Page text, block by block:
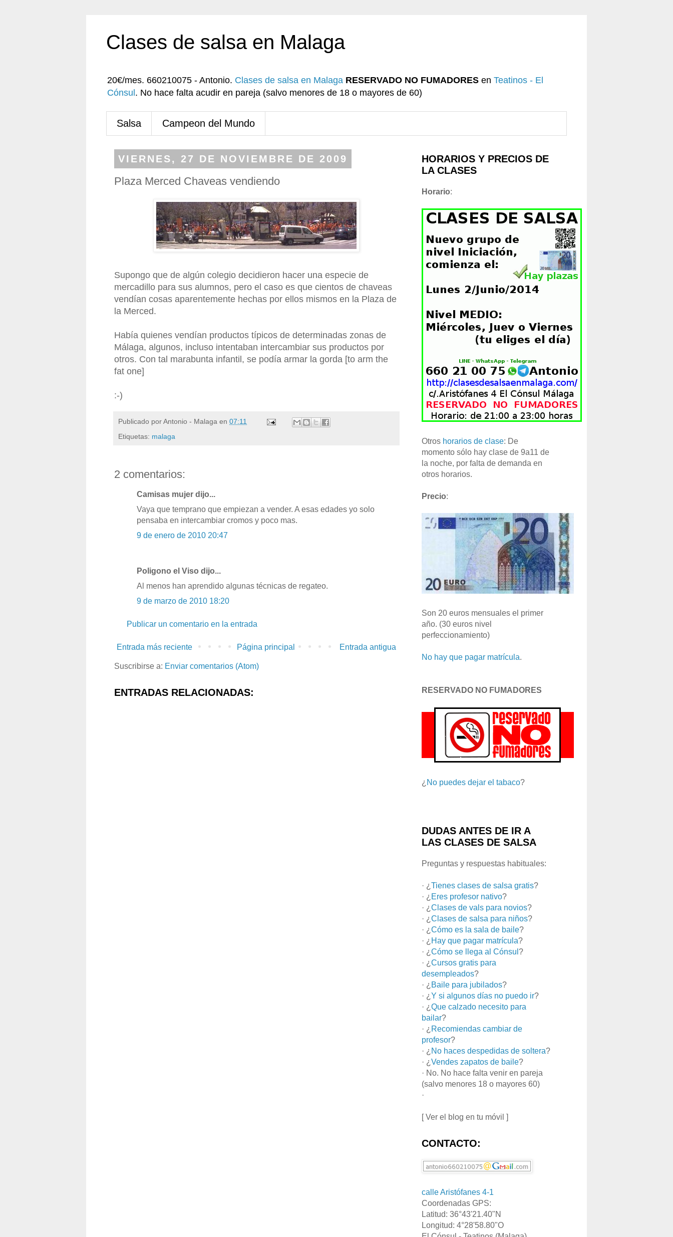
Clases de salsa en Malaga
20€/mes. 660210075 - Antonio. Clases de salsa en Malaga RESERVADO NO FUMADORES en Teatinos - El
Cónsul . No hace falta acudir en pareja (salvo menores de 18 o mayores de 60)
Salsa Campeon del Mundo
VIERNES, 27 DE NOVIEMBRE DE 2009
Plaza Merced Chaveas vendiendo
Supongo que de algún colegio decidieron hacer una especie de
mercadillo para sus alumnos, pero el caso es que cientos de chaveas
vendían cosas aparentemente hechas por ellos mismos en la Plaza de
la Merced.
Había quienes vendían productos típicos de determinadas zonas de
Málaga, algunos, incluso intentaban intercambiar sus productos por
otros. Con tal marabunta infantil, se podía armar la gorda [to arm the
fat one]
:-)
Publicado porAntonio - Malaga en 07:11
Etiquetas: malaga
2 comentarios:
Camisas mujer dijo...
Vaya que temprano que empiezan a vender. A esas edades yo solo
pensaba en intercambiar cromos y poco mas.
9 de enero de 2010 20:47
Poligono el Viso dijo...
Al menos han aprendido algunas técnicas de regateo.
9 de marzo de 2010 18:20
Publicar un comentario en la entrada
Entrada más reciente Entrada antigua
Página principal
Suscribirse a: Enviar comentarios (Atom)
ENTRADAS RELACIONADAS:
HORARIOS Y PRECIOS DE
LA CLASES
Horario:
Otros horarios de clase: De
momento sólo hay clase de 9a11 de
la noche, por falta de demanda en
otros horarios.
Precio:
Son 20 euros mensuales el primer
año. (30 euros nivel
perfeccionamiento)
No hay que pagar matrícula.
RESERVADO NO FUMADORES
¿ No puedes dejar el tabaco?
DUDAS ANTES DE IR A
LAS CLASES DE SALSA
Preguntas y respuestas habituales:
· ¿ Tienes clases de salsa gratis?
· ¿ Eres profesor nativo?
· ¿ Clases de vals para novios?
· ¿ Clases de salsa para niños?
· ¿ Cómo es la sala de baile?
· ¿ Hay que pagar matrícula?
· ¿ Cómo se llega al Cónsul ?
· ¿ Cursos gratis para
desempleados?
· ¿ Baile para jubilados?
· ¿ Y si algunos días no puedo ir?
· ¿ Que calzado necesito para
bailar?
· ¿ Recomiendas cambiar de
profesor?
· ¿ No haces despedidas de soltera?
· ¿ Vendes zapatos de baile?
· No. No hace falta venir en pareja
(salvo menores 18 o mayores 60)
·
[ Ver el blog en tu móvil ]
CONTACTO:
calle Aristófanes 4-1
Coordenadas GPS:
Latitud: 36°43'21.40"N
Longitud: 4°28'58.80"O